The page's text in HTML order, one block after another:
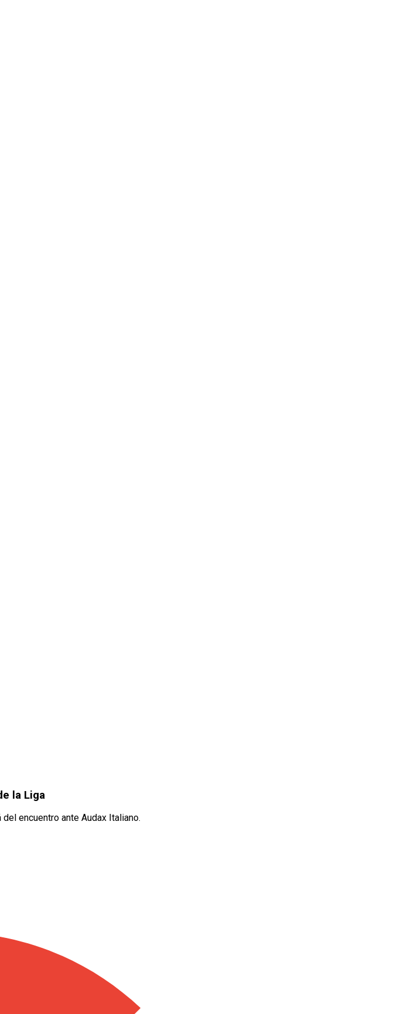
la Liga
encuentro ante Audax Italiano.